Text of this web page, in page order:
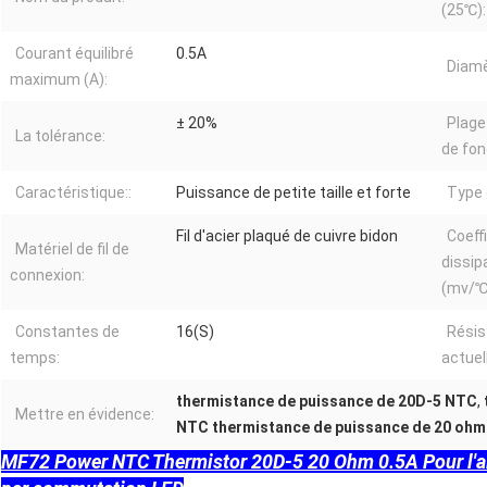
(25℃):
Courant équilibré
maximum (A):
0.5A
La tolérance:
± 20%
de
Caractéristique:: Puissance de petite taille et forte Type
Matériel de fil de
connexion:
Fil d'acier plaqué de cuivre bidon
(mv/
Constantes de
temps:
16(S)
Mettre en évidence:
thermistance de puissance de 20D-5 NTC,
NTC thermistance de puissance de 20
MF72 Power NTC Thermistor 20D-5 20 Ohm 0.5A Pour